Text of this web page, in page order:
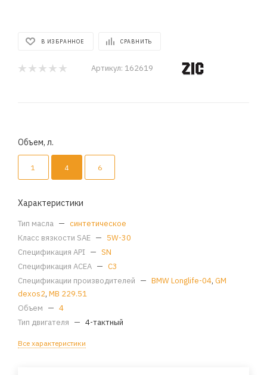
В ИЗБРАННОЕ СРАВНИТЬ
Артикул: 162619
Объем, л.
1 4 6
Характеристики
Тип масла — синтетическое
Класс вязкости SAE — 5W-30
Спецификация API — SN
Спецификация ACEA — C3
Спецификации производителей — BMW Longlife-04, GM
dexos2, MB 229.51
Объем — 4
Тип двигателя — 4-тактный
Все характеристики